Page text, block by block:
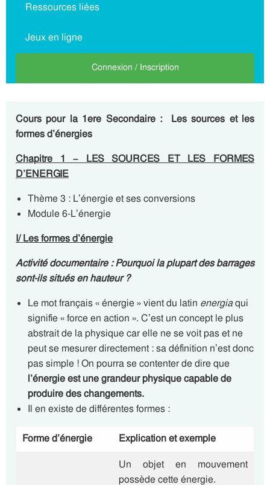
Ressources liées
Jeux en ligne
Connexion / Inscription
Cours pour la 1ere Secondaire : Les sources et les
formes d’énergies
Chapitre 1 – LES SOURCES ET LES FORMES
D’ENERGIE
Thème 3 : L’énergie et ses conversions
Module 6-L’énergie
I/ Les formes d’énergie
Activité documentaire : Pourquoi la plupart des barrages
sont-ils situés en hauteur ?
Le mot français « énergie » vient du latin energiaqui
signifie « force en action ». C’est un concept le plus
abstrait de la physique car elle ne se voit pas et ne
peut se mesurer directement : sa définition n’est donc
pas simple ! On pourra se contenter de dire que
l’énergie est unegrandeur physique capable de
produire des changements.
Il en existe de différentes formes :
Forme d’énergie Explication et exemple
Un objet en mouvement
possède cette énergie.